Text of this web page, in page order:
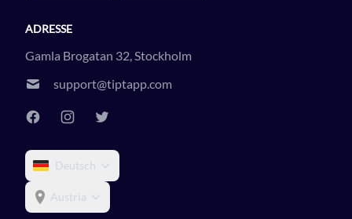
ADRESSE
Gamla Brogatan 32, Stockholm
support@tiptapp.com
Deutsch
Austria